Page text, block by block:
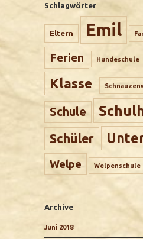
Schlagwörter
Eltern Emil
Ferien Hundeschule
Klasse
Schule
Schüler
Welpe Welpenschule
Archive
Juni 2018